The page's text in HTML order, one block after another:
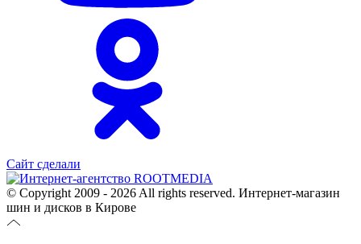
Сайт сделали
© Copyright 2009 - 2026 All rights reserved. Интернет-магазин
шин и дисков в Кирове